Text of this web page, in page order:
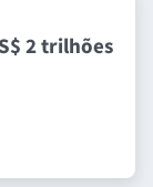
2 trilhões